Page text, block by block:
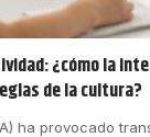
¿cómo la
de la cultura?
ha provocado